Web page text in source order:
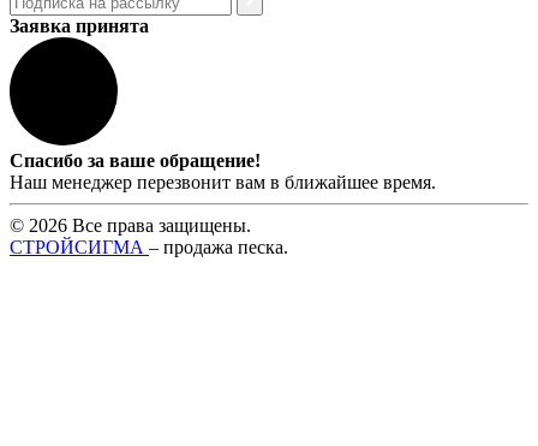
Заявка принята
Спасибо за ваше обращение!
Наш менеджер перезвонит вам в ближайшее время.
© 2026 Все права защищены.
СТРОЙСИГМА – продажа песка.